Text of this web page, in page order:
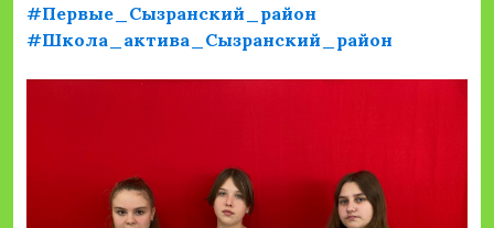
#Первые_Сызранский_район
#Школа_актива_Сызранский_район